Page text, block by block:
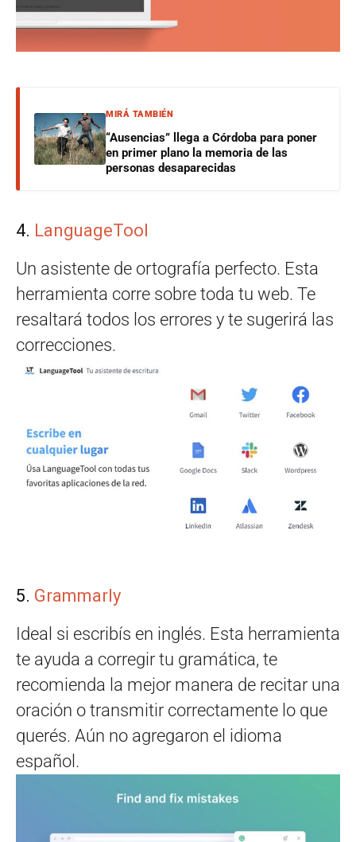
MIRÁ TAMBIÉN
“Ausencias” llega a Córdoba para poner
en primer plano la memoria de las
personas desaparecidas
4. LanguageTool
Un asistente de ortografía perfecto. Esta
herramienta corre sobre toda tu web. Te
resaltará todos los errores y te sugerirá las
correcciones.
5. Grammarly
Ideal si escribís en inglés. Esta herramienta
te ayuda a corregir tu gramática, te
recomienda la mejor manera de recitar una
oración o transmitir correctamente lo que
querés. Aún no agregaron el idioma
español.